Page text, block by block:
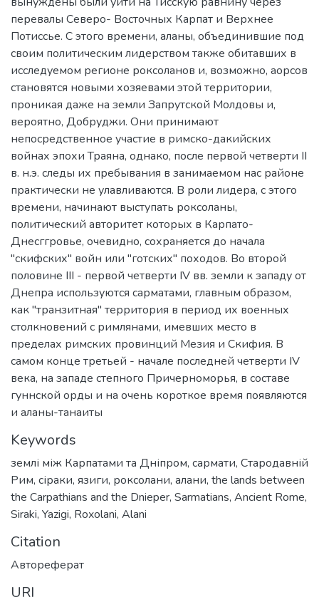
перевалы Северо- Восточных Карпат и Верхнее
Потиссье. С этого времени, аланы, объединившие под
своим политическим лидерством также обитавших в
исследуемом регионе роксоланов и, возможно, аорсов
становятся новыми хозяевами этой территории,
проникая даже на земли Запрутской Молдовы и,
вероятно, Добруджи. Они принимают
непосредственное участие в римско-дакийских
войнах эпохи Траяна, однако, после первой четверти II
в. н.э. следы их пребывания в занимаемом нас районе
практически не улавливаются. В роли лидера, с этого
времени, начинают выступать роксоланы,
политический авторитет которых в Карпато-
Днесггровье, очевидно, сохраняется до начала
"скифских" войн или "готских" походов. Во второй
половине III - первой четверти IV вв. земли к западу от
Днепра используются сарматами, главным образом,
как "транзитная" территория в период их военных
столкновений с римлянами, имевших место в
пределах римских провинций Мезия и Скифия. В
самом конце третьей - начале последней четверти IV
века, на западе степного Причерноморья, в составе
гуннской орды и на очень короткое время появляются
и аланы-танаиты
Keywords
землі між Карпатами та Дніпром, сармати, Стародавній
Рим, сіраки, язиги, роксолани, алани, the lands between
the Carpathians and the Dnieper, Sarmatians, Ancient Rome,
Siraki, Yazigi, Roxolani, Alani
Citation
Автореферат
URI